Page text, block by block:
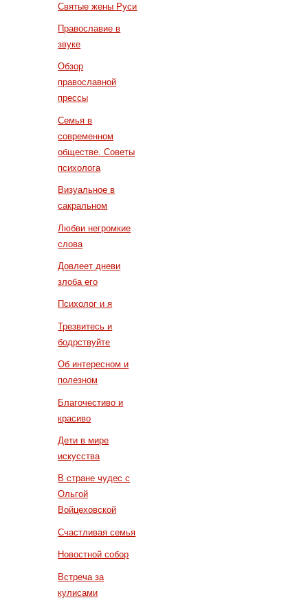
Святые жены Руси
Православие в
звуке
Обзор
православной
прессы
Семья в
современном
обществе. Советы
психолога
Визуальное в
сакральном
Любви негромкие
слова
Довлеет дневи
злоба его
Психолог и я
Трезвитесь и
бодрствуйте
Об интересном и
полезном
Благочестиво и
красиво
Дети в мире
искусства
В стране чудес с
Ольгой
Войцеховской
Счастливая семья
Новостной собор
Встреча за
кулисами